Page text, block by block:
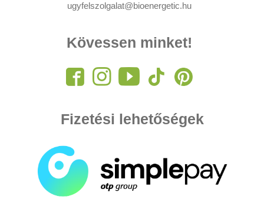
ugyfelszolgalat@bioenergetic.hu
Kövessen minket!
Fizetési lehetőségek